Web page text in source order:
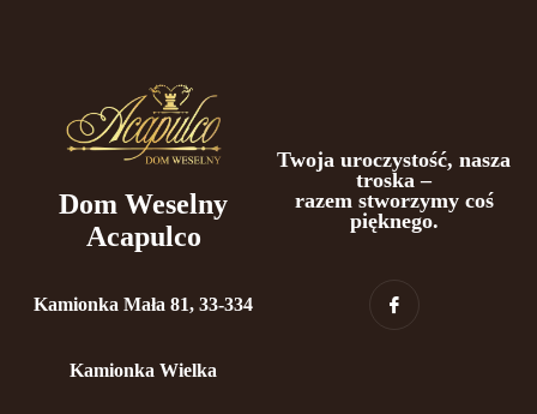
Dom Weselny
Acapulco
Kamionka Mała 81, 33-334
Kamionka Wielka
Twoja uroczystość, nasza
troska –
razem stworzymy coś
pięknego.